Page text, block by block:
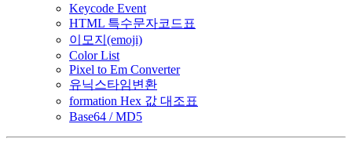
Keycode Event
HTML 특수문자코드표
이모지(emoji)
Color List
Pixel to Em Converter
유닉스타임변환
formation Hex 값 대조표
Base64 / MD5